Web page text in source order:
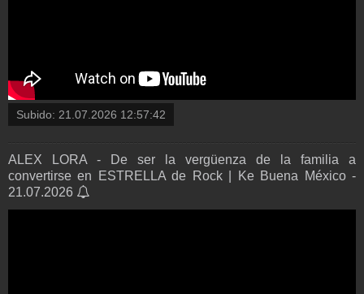
Subido: 21.07.2026 12:57:42
ALEX LORA - De ser la vergüenza de la familia a
convertirse en ESTRELLA de Rock | Ke Buena México -
21.07.2026